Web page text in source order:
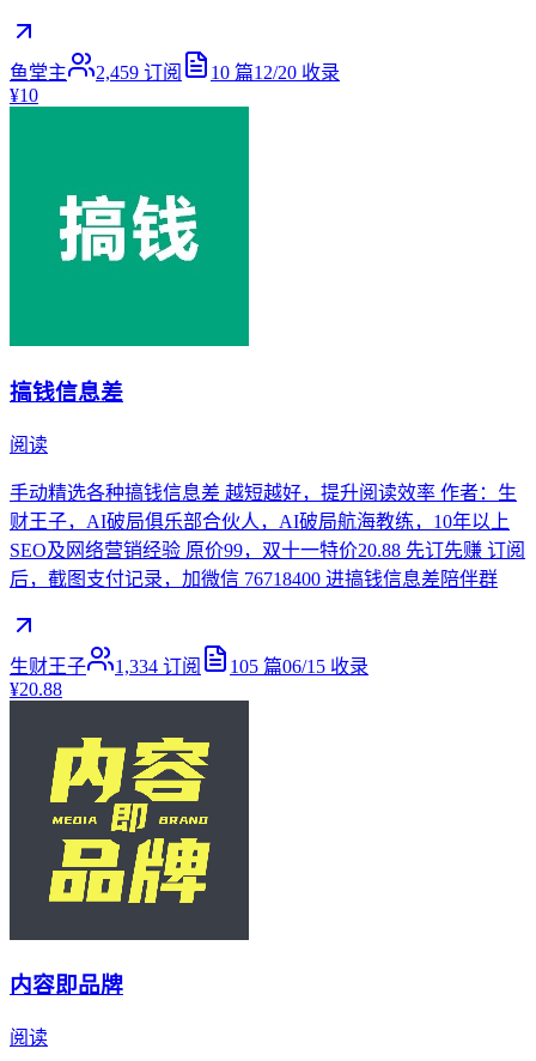
鱼堂主 2,459 订阅 10 篇12/20 收录
¥10
搞钱信息差
阅读
手动精选各种搞钱信息差 越短越好，提升阅读效率 作者：生
财王子，AI破局俱乐部合伙人，AI破局航海教练，10年以上
SEO及网络营销经验 原价99，双十一特价20.88 先订先赚 订阅
后，截图支付记录，加微信 76718400 进搞钱信息差陪伴群
生财王子 1,334 订阅 105 篇06/15 收录
¥20.88
内容即品牌
阅读